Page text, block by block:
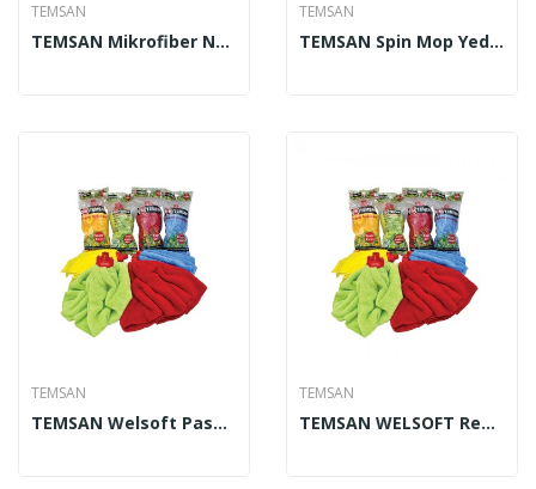
TEMSAN
TEMSAN Mikrofiber Nemli Mop 80 Cm
TEMSAN
TEMSAN Spin Mop Yedek Havlu
TEMSAN
TEMSAN Welsoft Paspas Renkli Mop TM-075
TEMSAN
TEMSAN WELSOFT Renkli Mop TM – 075